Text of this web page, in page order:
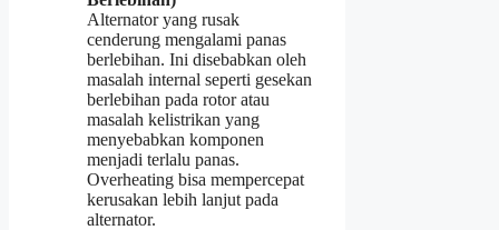
Alternator yang rusak
cenderung mengalami panas
berlebihan. Ini disebabkan oleh
masalah internal seperti gesekan
berlebihan pada rotor atau
masalah kelistrikan yang
menyebabkan komponen
menjadi terlalu panas.
Overheating bisa mempercepat
kerusakan lebih lanjut pada
alternator.